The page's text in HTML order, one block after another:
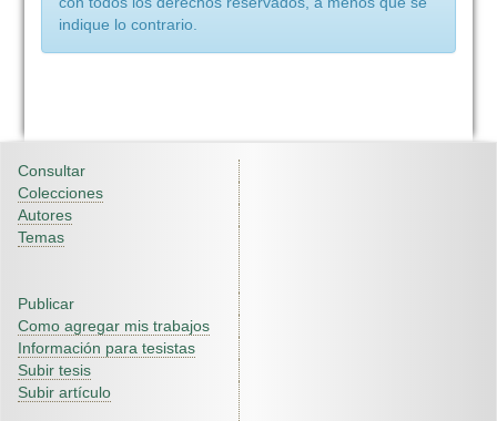
indique lo contrario.
Consultar
Colecciones
Autores
Temas
Publicar
Como agregar mis trabajos
Información para tesistas
Subir tesis
Subir artículo